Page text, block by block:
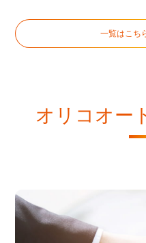
一覧はこち
オリコオー